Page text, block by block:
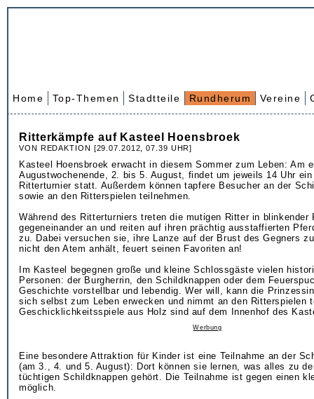
Home Top-Themen Stadtteile Rundherum Vereine
Ritterkämpfe auf Kasteel Hoensbroek
VON REDAKTION [29.07.2012, 07.39 UHR]
Kasteel Hoensbroek erwacht in diesem Sommer zum Leben: Am
Augustwochenende, 2. bis 5. August, findet um jeweils 14 Uhr ein
Ritterturnier statt. Außerdem können tapfere Besucher an der
sowie an den Ritterspielen teilnehmen.
Während des Ritterturniers treten die mutigen Ritter in blinkender
gegeneinander an und reiten auf ihren prächtig ausstaffierten
zu. Dabei versuchen sie, ihre Lanze auf der Brust des Gegners
nicht den Atem anhält, feuert seinen Favoriten an!
Im Kasteel begegnen große und kleine Schlossgäste vielen
Personen: der Burgherrin, den Schildknappen oder dem
Geschichte vorstellbar und lebendig. Wer will, kann die
sich selbst zum Leben erwecken und nimmt an den Ritterspielen
Geschicklichkeitsspiele aus Holz sind auf dem Innenhof des
Werbung
Eine besondere Attraktion für Kinder ist eine Teilnahme an der
(am 3., 4. und 5. August): Dort können sie lernen, was alles zu
tüchtigen Schildknappen gehört. Die Teilnahme ist gegen einen
möglich.